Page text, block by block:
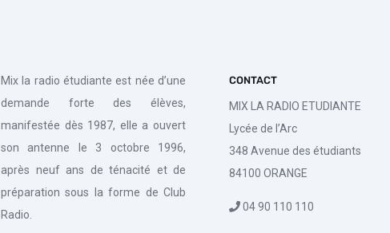
Mix la radio étudiante est née d’une
demande forte des élèves,
manifestée dès 1987, elle a ouvert
son antenne le 3 octobre 1996,
après neuf ans de ténacité et de
préparation sous la forme de Club
Radio.
CONTACT
MIX LA RADIO ETUDIANTE
Lycée de l’Arc
348 Avenue des étudiants
84100 ORANGE
04 90 110 110